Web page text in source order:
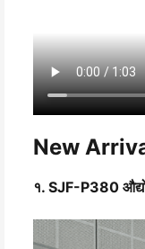
New
१. SJF-P380